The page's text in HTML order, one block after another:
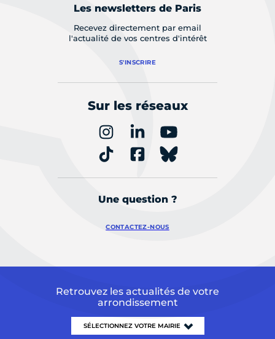
Les newsletters de Paris
Recevez directement par email
l'actualité de vos centres d'intérêt
S'INSCRIRE
Sur les réseaux
Une question ?
CONTACTEZ-NOUS
Retrouvez les actualités de votre
arrondissement